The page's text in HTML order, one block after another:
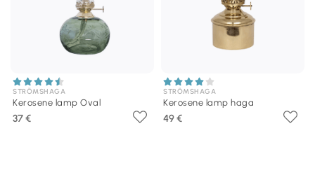
STRÖMSHAGA
Kerosene lamp Oval
37 €
STRÖMSHAGA
Kerosene lamp haga
49 €